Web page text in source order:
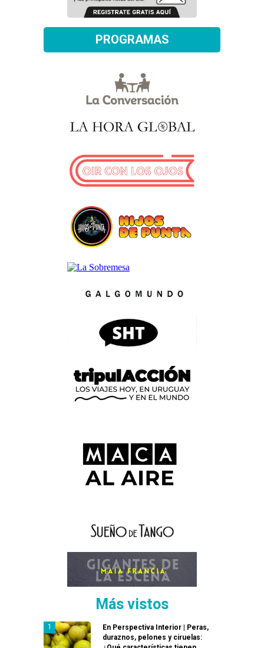
PROGRAMAS
Más vistos
En Perspectiva Interior | Peras,
duraznos, pelones y ciruelas: